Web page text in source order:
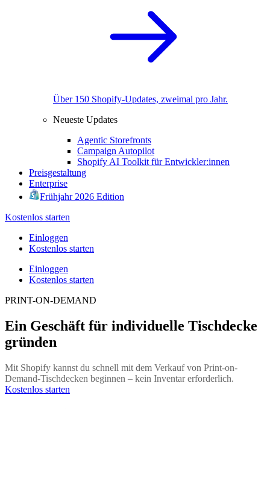
Über 150 Shopify-Updates, zweimal pro Jahr.
Neueste Updates
Agentic Storefronts
Campaign Autopilot
Shopify AI Toolkit für Entwickler:innen
Preisgestaltung
Enterprise
Frühjahr 2026 Edition
Kostenlos starten
Einloggen
Kostenlos starten
Einloggen
Kostenlos starten
PRINT-ON-DEMAND
Ein Geschäft für individuelle Tischdecke
gründen
Mit Shopify kannst du schnell mit dem Verkauf von Print-on-
Demand-Tischdecken beginnen – kein Inventar erforderlich.
Kostenlos starten